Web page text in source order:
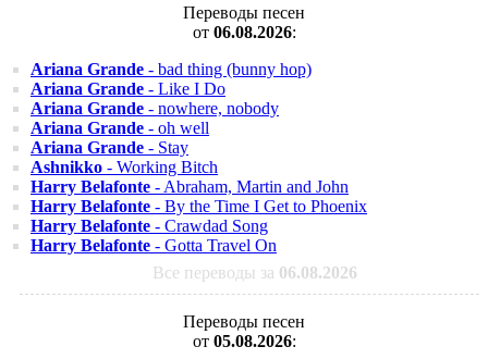
Переводы песен
от 06.08.2026:
Ariana Grande - bad thing (bunny hop)
Ariana Grande - Like I Do
Ariana Grande - nowhere, nobody
Ariana Grande - oh well
Ariana Grande - Stay
Ashnikko - Working Bitch
Harry Belafonte - Abraham, Martin and John
Harry Belafonte - By the Time I Get to Phoenix
Harry Belafonte - Crawdad Song
Harry Belafonte - Gotta Travel On
Все переводы за 06.08.2026
Переводы песен
от 05.08.2026: